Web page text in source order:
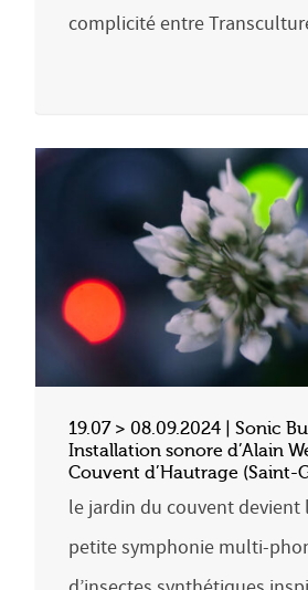
complicité entre
19.07 > 08.09.2024 | Sonic
Installation sonore d’Alain
Couvent d’Hautrage (Saint-
le jardin du couvent devient
petite symphonie multi-